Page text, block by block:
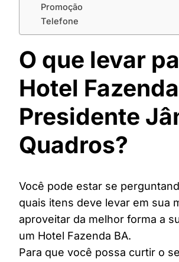
Promoção
Telefone
O que levar
Hotel
Presidente
Quadros?
Você pode estar se
quais itens deve levar em sua
aproveitar da melhor forma a
um Hotel Fazenda BA.
Para que você possa curtir o